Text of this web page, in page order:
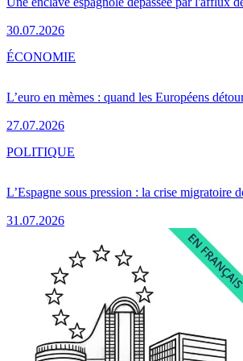
30.07.2026
L’euro en mèmes : quand les Européens
27.07.2026
ÉCONOMIE
L’Espagne sous pression : la crise migratoire
31.07.2026
POLITIQUE